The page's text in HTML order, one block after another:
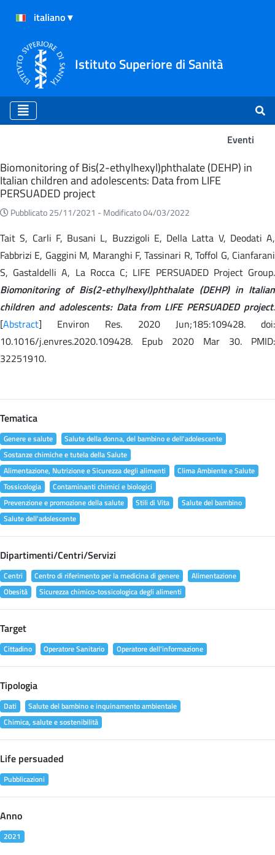
Istituto Superiore di Sanità
Eventi
Eventi
Biomonitoring of Bis(2-ethylhexyl)phthalate (DEHP) in
Italian children and adolescents: Data from LIFE
PERSUADED project
Pubblicato 25/11/2021 - Modificato 04/03/2022
Tait S, Carli F, Busani L, Buzzigoli E, Della Latta V, Deodati A,
Fabbrizi E, Gaggini M, Maranghi F, Tassinari R, Toffol G, Cianfarani
S, Gastaldelli A, La Rocca C; LIFE PERSUADED Project Group.
Biomonitoring of Bis(2-ethylhexyl)phthalate (DEHP) in Italian
children and adolescents: Data from LIFE PERSUADED project.
[Abstract] Environ Res. 2020 Jun;185:109428. doi:
10.1016/j.envres.2020.109428. Epub 2020 Mar 30. PMID:
32251910.
Tematica
Genere e salute
Salute della donna, del bambino e dell'adolescente
Sostanze chimiche e tutela della Salute
Alimentazione, Nutrizione e Sicurezza degli alimenti
Clima Ambiente e Salute
Tossicologia
Contaminanti chimici e biologici
Prevenzione e promozione della salute
Stili di Vita
Salute del bambino
Salute dell'adolescente
Dipartimenti/Centri/Servizi
Centri Centro di riferimento per la medicina di genere
Alimentazione
Obesità
Sicurezza chimico-tossicologica degli alimenti
Target
Cittadino Operatore Sanitario Operatore dell'informazione
Tipologia
Dati
Salute del bambino e inquinamento ambientale
Chimica, salute e sostenibilità
Life persuaded
Pubblicazioni
Anno
2021